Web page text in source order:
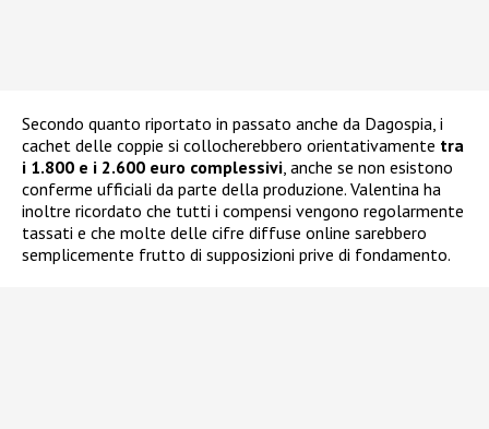
Secondo quanto riportato in passato anche da Dagospia, i
cachet delle coppie si collocherebbero orientativamente tra
i 1.800 e i 2.600 euro complessivi , anche se non esistono
conferme ufficiali da parte della produzione. Valentina ha
inoltre ricordato che tutti i compensi vengono regolarmente
tassati e che molte delle cifre diffuse online sarebbero
semplicemente frutto di supposizioni prive di fondamento.